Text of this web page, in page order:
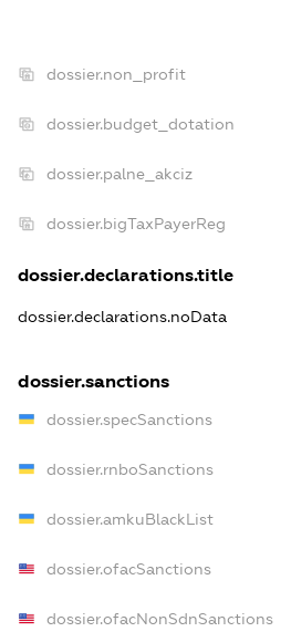
dossier.non_profit
dossier.budget_dotation
dossier.palne_akciz
dossier.bigTaxPayerReg
dossier.declarations.title
dossier.declarations.noData
dossier.sanctions
dossier.specSanctions
dossier.rnboSanctions
dossier.amkuBlackList
dossier.ofacSanctions
dossier.ofacNonSdnSanctions